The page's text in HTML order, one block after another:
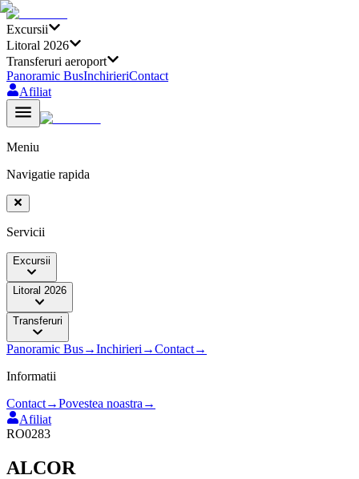
Excursii
Litoral 2026
Transferuri aeroport
Panoramic BusInchirieriContact
Afiliat
Meniu
Navigatie rapida
Servicii
Excursii
Litoral 2026
Transferuri
Panoramic Bus→Inchirieri →Contact→
Informatii
Contact→Povestea noastra →
Afiliat
RO0283
ALCOR